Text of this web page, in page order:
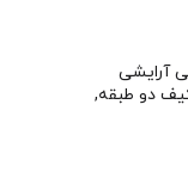
آرایشی
دو طبقه,